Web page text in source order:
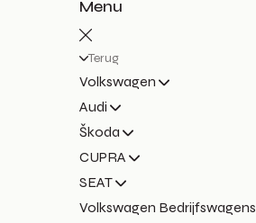
Menu
Terug
Volkswagen
Audi
Škoda
CUPRA
SEAT
Volkswagen Bedrijfswagens